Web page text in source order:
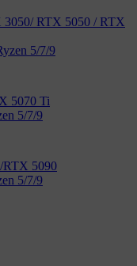
RTX 5050 / RTX
5/7/9
5070 Ti
5/7/9
5090
5/7/9